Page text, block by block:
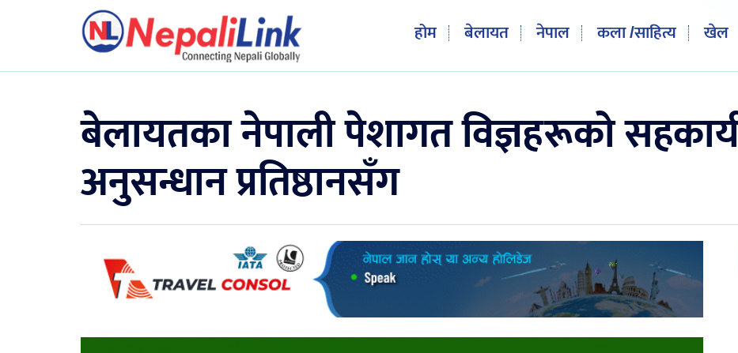
होम बेलायत नेपाल कला /साहित्य खेल
बेलायतका नेपाली पेशागत विज्ञहरूको
अनुसन्धान प्रतिष्ठानसँग